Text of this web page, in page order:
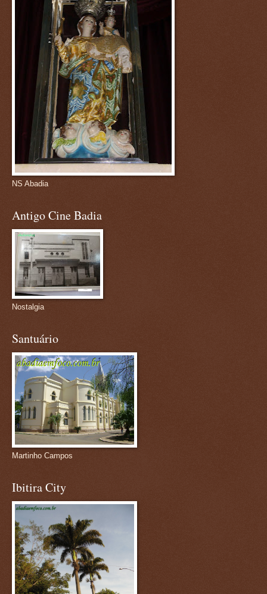
NS Abadia
Antigo Cine Badia
Nostalgia
Santuário
Martinho Campos
Ibitira City